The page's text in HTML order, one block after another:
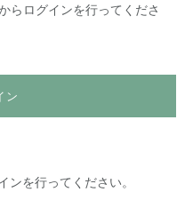
らログインを行ってくださ
ン
を行ってください。